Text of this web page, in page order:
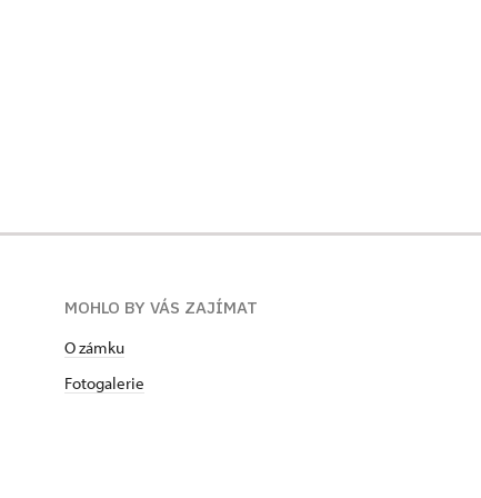
MOHLO BY VÁS ZAJÍMAT
O zámku
Fotogalerie